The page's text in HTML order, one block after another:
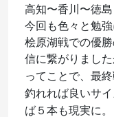
高知〜香川〜徳島
今回も色々と勉強
桧原湖戦での優
信に繋がりました
ってことで、最
釣れれば良いサ
ば５本も現実に。